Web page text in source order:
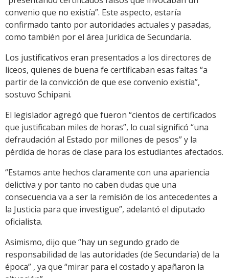
convenio que no existía”. Este aspecto, estaría
confirmado tanto por autoridades actuales y pasadas,
como también por el área Jurídica de Secundaria.
Los justificativos eran presentados a los directores de
liceos, quienes de buena fe certificaban esas faltas “a
partir de la convicción de que ese convenio existía”,
sostuvo Schipani.
El legislador agregó que fueron “cientos de certificados
que justificaban miles de horas”, lo cual significó “una
defraudación al Estado por millones de pesos” y la
pérdida de horas de clase para los estudiantes afectados.
“Estamos ante hechos claramente con una apariencia
delictiva y por tanto no caben dudas que una
consecuencia va a ser la remisión de los antecedentes a
la Justicia para que investigue”, adelantó el diputado
oficialista.
Asimismo, dijo que “hay un segundo grado de
responsabilidad de las autoridades (de Secundaria) de la
época” , ya que “mirar para el costado y apañaron la